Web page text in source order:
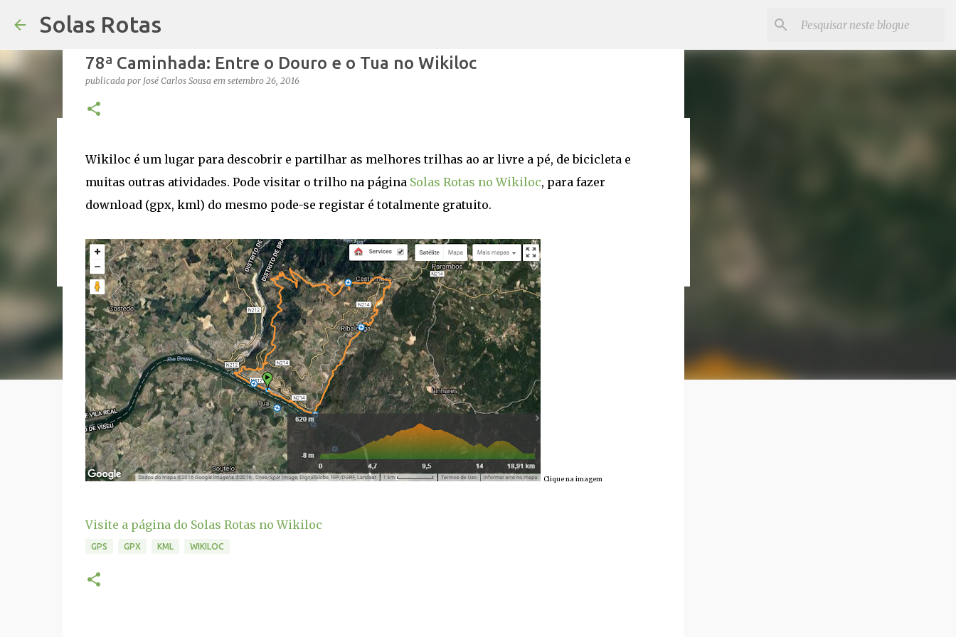
Solas Rotas
Os Solas Rotas estão de férias
78ª Caminhada: Entre o Douro e o Tua no Wikiloc
publicada por José Carlos Sousa em setembro 26, 2016
Wikiloc é um lugar para descobrir e partilhar as melhores trilhas ao ar livre a pé, de bicicleta e
muitas outras atividades. Pode visitar o trilho na página Solas Rotas no Wikiloc, para fazer
download (gpx, kml) do mesmo pode-se registar é totalmente gratuito.
Clique na imagem
Visite a página do Solas Rotas no Wikiloc
GPS GPX KML WIKILOC